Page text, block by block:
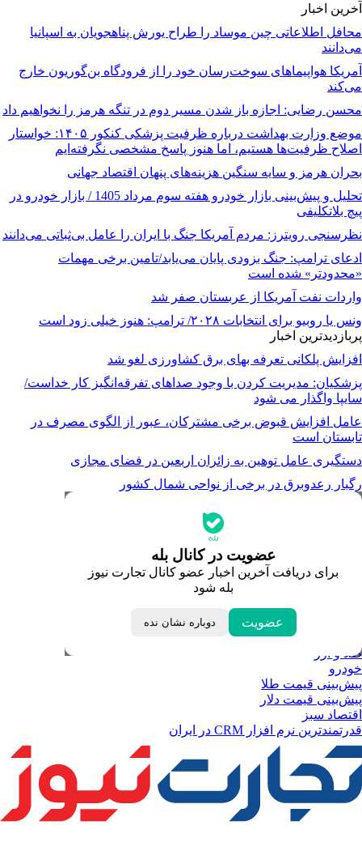
آخرین اخبار
محافل اطلاعاتی چین موساد را طراح یورش پناهجویان به اسپانیا
می‌دانند
آمریکا هواپیماهای سوخت‌رسان خود را از فرودگاه بن‌گوریون خارج
می‌کند
محسن رضایی: اجازه باز شدن مسیر دوم در تنگه هرمز را نخواهیم داد
موضع وزارت بهداشت درباره ظرفیت پزشکی کنکور ۱۴۰۵: خواستار
اصلاح ظرفیت‌ها هستیم، اما هنوز پاسخ مشخصی نگرفته‌ایم
بحران هرمز و سایه سنگین هزینه‌های پنهان اقتصاد جهانی
تحلیل و پیش‌بینی بازار خودرو هفته سوم مرداد 1405 / بازار خودرو در
پیچ بلاتکلیفی
نظرسنجی رویترز: مردم آمریکا جنگ با ایران را عامل بی‌ثباتی می‌دانند
ادعای ترامپ: جنگ بزودی پایان می‌یابد/تامین برخی مهمات
«محدودتر» شده است
واردات نفت آمریکا از عربستان صفر شد
ونس یا روبیو برای انتخابات ۲۰۲۸/ ترامپ: هنوز خیلی زود است
پربازدیدترین اخبار
افزایش پلکانی تعرفه بهای برق کشاورزی لغو شد
پزشکیان: مدیریت کردن با وجود صداهای تفرقه‌انگیز کار خداست/
سایپا واگذار می شود
عامل افزایش قبوض برخی مشترکان، عبور از الگوی مصرف در
تابستان است
دستگیری عامل توهین به زائران اربعین در فضای مجازی
رگبار رعدوبرق در برخی از نواحی شمال کشور
عضویت در کانال بله
برای دریافت آخرین اخبار عضو کانال تجارت نیوز
بله شود
عضویت دوباره نشان نده
جدیدترین قیمت‌ها
قیمت درهم امارات
لحظه تحویل سال
داغ‌ترین‌های اقتصادی
طلا و ارز
خودرو
پیش‌بینی قیمت طلا
پیش‌بینی قیمت دلار
اقتصاد سبز
قدرتمندترین نرم‌ افزار CRM در ایران